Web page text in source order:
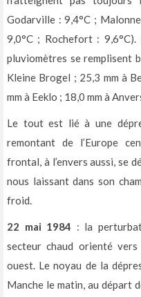
Godarville : 9,4°C ;
9,0°C ; Rochefort :
pluviomètres se remplisent
Kleine Brogel ; 25,3 mm à
mm à Eeklo ; 18,0 mm à
Le tout est lié à une
remontant de l’Europe
frontal, à l’envers aussi, se
nous laissant dans son
froid.
22 mai 1984 : la
secteur chaud orienté vers
ouest. Le noyau de la
Manche le matin, au départ